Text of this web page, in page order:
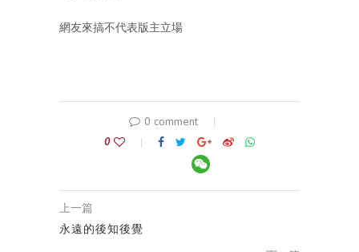
網友來搞不代表版主立場
0 comment
0
上一篇
永遠的後知後覺